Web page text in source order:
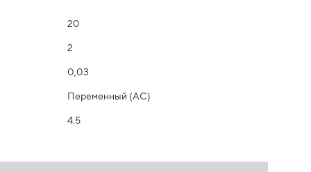
20
2
0,03
Переменный (AC)
4.5